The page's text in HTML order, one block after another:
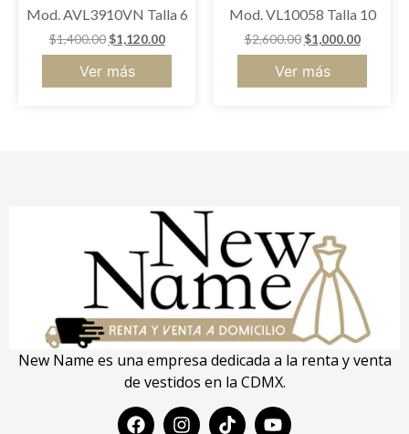
Mod. AVL3910VN Talla 6
$1,400.00 $1,120.00
Ver más
Mod. VL10058 Talla 10
$2,600.00 $1,000.00
Ver más
New Name es una empresa dedicada a la renta y venta
de vestidos en la CDMX.